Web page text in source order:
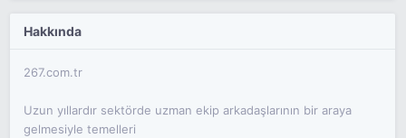
Hakkında
267.com.tr
Uzun yıllardır sektörde uzman ekip arkadaşlarının bir araya
gelmesiyle temelleri